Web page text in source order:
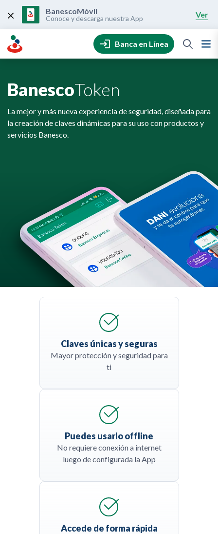
content
BanescoMóvil
Conoce y descarga nuestra App Ver
Banca en Línea
BanescoToken
La mejor y más nueva experiencia de seguridad, diseñada para
la creación de claves dinámicas para su uso con productos y
servicios Banesco.
Claves únicas y seguras
Mayor protección y seguridad para
ti
Puedes usarlo offline
No requiere conexión a internet
luego de configurada la App
Accede de forma rápida